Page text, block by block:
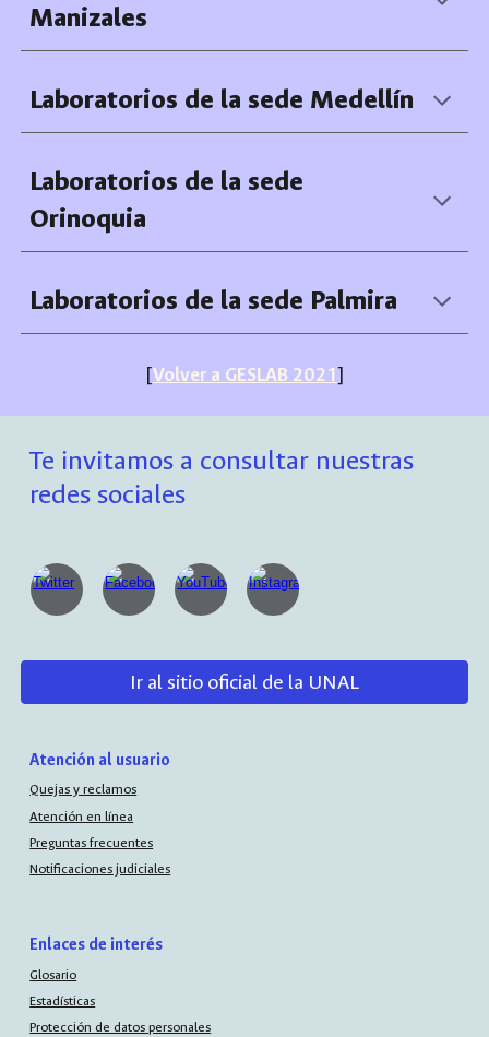
Manizales
Laboratorios de la sede Medellín
Laboratorios de la sede
Orinoquia
Laboratorios de la sede Palmira
[Volver a GESLAB 2021]
Te invitamos a consultar nuestras
redes sociales
Ir al sitio oficial de la UNAL
Atención al usuario
Quejas y reclamos
Atención en línea
Preguntas frecuentes
Notificaciones judiciales
Enlaces de interés
Glosario
Estadísticas
Protección de datos personales